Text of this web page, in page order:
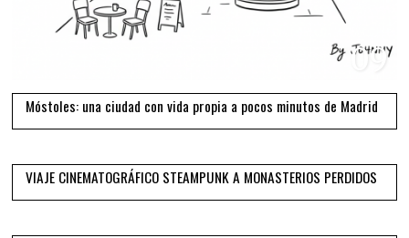
09
Móstoles: una ciudad con vida propia a pocos minutos de Madrid
10
VIAJE CINEMATOGRÁFICO STEAMPUNK A MONASTERIOS PERDIDOS
11